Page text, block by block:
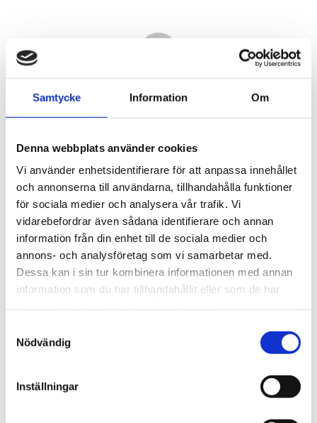
Samtycke Information Om
Denna webbplats använder cookies
Vi använder enhetsidentifierare för att anpassa innehållet
och annonserna till användarna, tillhandahålla funktioner
för sociala medier och analysera vår trafik. Vi
vidarebefordrar även sådana identifierare och annan
information från din enhet till de sociala medier och
annons- och analysföretag som vi samarbetar med.
Dessa kan i sin tur kombinera informationen med annan
information som du har tillhandahållit eller som de har
Nödvändig
Inställningar
12 260,00KR
Antal
Lagervara
Artikelnr
20261667